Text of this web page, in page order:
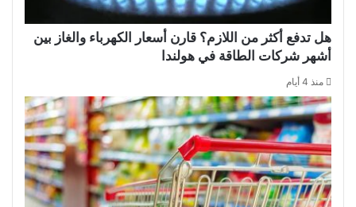
هل تدفع أكثر من اللازم؟ قارن أسعار الكهرباء والغاز بين
أشهر شركات الطاقة في هولندا
منذ 4 أيام